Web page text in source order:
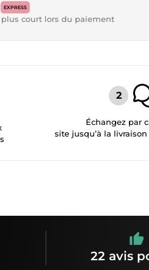
EXPRESS
court lors du paiement
Échangez par
site jusqu’à la
22 avis